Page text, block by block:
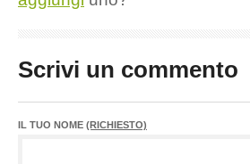
Scrivi un commento
IL TUO NOME (RICHIESTO)